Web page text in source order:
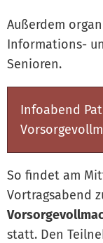
Außerdem
Informations-
Senioren.
Infoabend
So findet am
Vortragsabend
statt. Den